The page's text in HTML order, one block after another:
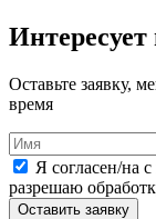
Интересует
Оставьте заявку,
время
Я согласен/на
разрешаю
Оставить заявку